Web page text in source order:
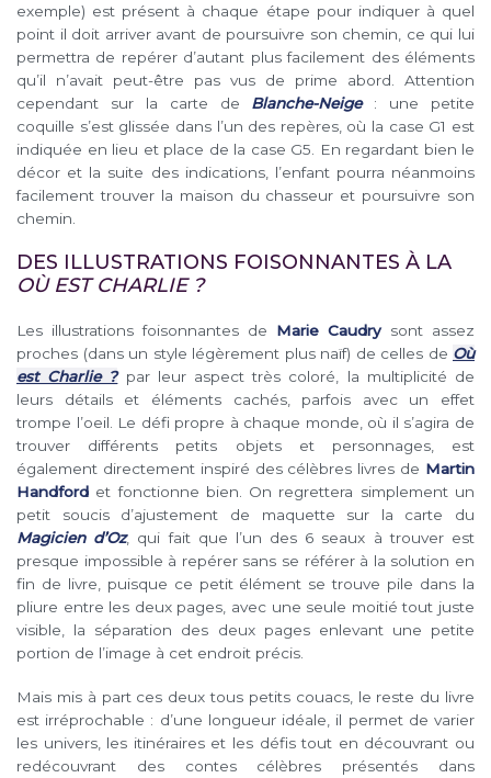
exemple) est présent à chaque étape pour indiquer à quel
point il doit arriver avant de poursuivre son chemin, ce qui lui
permettra de repérer d’autant plus facilement des éléments
qu’il n’avait peut-être pas vus de prime abord. Attention
cependant sur la carte de Blanche-Neige: une petite
coquille s’est glissée dans l’un des repères, où la case G1 est
indiquée en lieu et place de la case G5. En regardant bien le
décor et la suite des indications, l’enfant pourra néanmoins
facilement trouver la maison du chasseur et poursuivre son
chemin.
DES ILLUSTRATIONS FOISONNANTES À LA
OÙ EST CHARLIE ?
Les illustrations foisonnantes de Marie Caudrysont assez
proches (dans un style légèrement plus naïf) de celles de Où
est Charlie ?par leur aspect très coloré, la multiplicité de
leurs détails et éléments cachés, parfois avec un effet
trompe l’oeil. Le défi propre à chaque monde, où il s’agira de
trouver différents petits objets et personnages, est
également directement inspiré des célèbres livres de Martin
Handford et fonctionne bien. On regrettera simplement un
petit soucis d’ajustement de maquette sur la carte du
Magicien d’Oz, qui fait que l’un des 6 seaux à trouver est
presque impossible à repérer sans se référer à la solution en
fin de livre, puisque ce petit élément se trouve pile dans la
pliure entre les deux pages, avec une seule moitié tout juste
visible, la séparation des deux pages enlevant une petite
portion de l’image à cet endroit précis.
Mais mis à part ces deux tous petits couacs, le reste du livre
est irréprochable : d’une longueur idéale, il permet de varier
les univers, les itinéraires et les défis tout en découvrant ou
redécouvrant des contes célèbres présentés dans